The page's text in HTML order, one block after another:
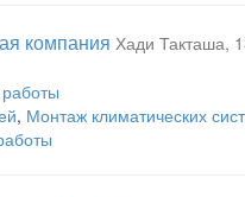
компания Хади Такташа,
, Монтаж климатических